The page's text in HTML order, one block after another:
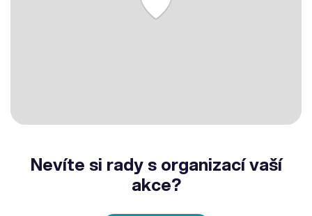
Nevíte si rady s organizací vaší
akce?